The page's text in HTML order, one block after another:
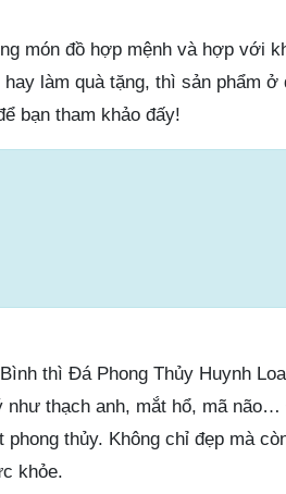
món đồ hợp mệnh và hợp với
làm quà tặng, thì sản phẩm ở
bạn tham khảo đấy!
thì Đá Phong Thủy Huynh
như thạch anh, mắt hổ, mã
thủy. Không chỉ đẹp mà
khỏe.